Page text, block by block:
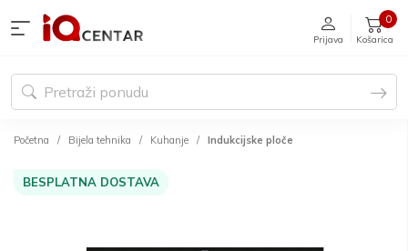
Prijava Košarica
0
Početna Bijela tehnika Kuhanje Indukcijske ploče
BESPLATNA DOSTAVA